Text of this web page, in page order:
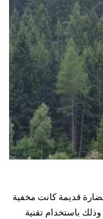
قديمة كانت مخفية
باستخدام تقنية